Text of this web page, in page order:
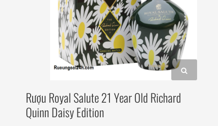
Rượu Royal Salute 21 Year Old Richard
Quinn Daisy Edition